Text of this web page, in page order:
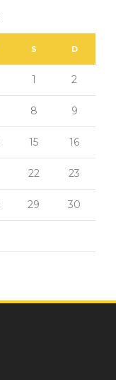
S D
1 2
8 9
15 16
22 23
29 30